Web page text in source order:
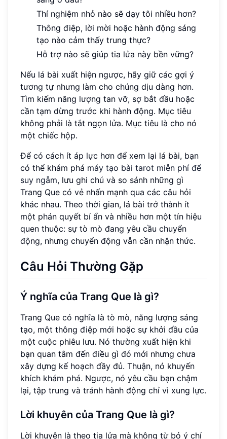
Thí nghiệm nhỏ nào sẽ dạy tôi nhiều hơn?
Thông điệp, lời mời hoặc hành động sáng
tạo nào cảm thấy trung thực?
Hỗ trợ nào sẽ giúp tia lửa này bền vững?
Nếu lá bài xuất hiện ngược, hãy giữ các gợi ý
tương tự nhưng làm cho chúng dịu dàng hơn.
Tìm kiếm năng lượng tan vỡ, sợ bắt đầu hoặc
cần tạm dừng trước khi hành động. Mục tiêu
không phải là tắt ngọn lửa. Mục tiêu là cho nó
một chiếc hộp.
Để có cách ít áp lực hơn để xem lại lá bài, bạn
có thể khám phá máy tạo bài tarot miễn phí để
suy ngẫm, lưu ghi chú và so sánh những gì
Trang Que có vẻ nhấn mạnh qua các câu hỏi
khác nhau. Theo thời gian, lá bài trở thành ít
một phán quyết bí ẩn và nhiều hơn một tín hiệu
quen thuộc: sự tò mò đang yêu cầu chuyển
động, nhưng chuyển động vẫn cần nhận thức.
Câu Hỏi Thường Gặp
Ý nghĩa của Trang Que là gì?
Trang Que có nghĩa là tò mò, năng lượng sáng
tạo, một thông điệp mới hoặc sự khởi đầu của
một cuộc phiêu lưu. Nó thường xuất hiện khi
bạn quan tâm đến điều gì đó mới nhưng chưa
xây dựng kế hoạch đầy đủ. Thuận, nó khuyến
khích khám phá. Ngược, nó yêu cầu bạn chậm
lại, tập trung và tránh hành động chỉ vì xung lực.
Lời khuyên của Trang Que là gì?
Lời khuyên là theo tia lửa mà không từ bỏ ý chí